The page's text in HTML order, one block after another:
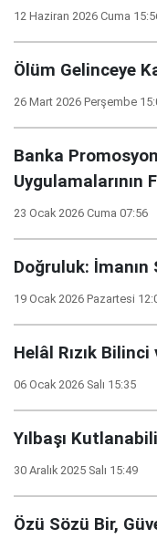
12 Haziran 2026 Cuma
Ölüm Gelinceye
26 Mart 2026 Perşembe
Banka
Uygulamalarının
23 Ocak 2026 Cuma 07:56
Doğruluk:
19 Ocak 2026 Pazartesi
Helâl Rızık
06 Ocak 2026 Salı 15:35
Yılbaşı
30 Aralık 2025 Salı 15:49
Özü Sözü Bir,